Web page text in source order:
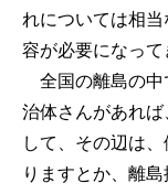
れについては相
容が必要になって
全国の離島の中
治体さんがあれ
して、その辺は
りますとか、離